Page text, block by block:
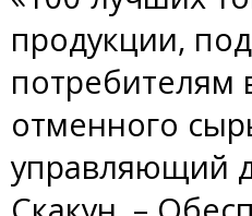
продукции,
потребителям
отменного
управляющий